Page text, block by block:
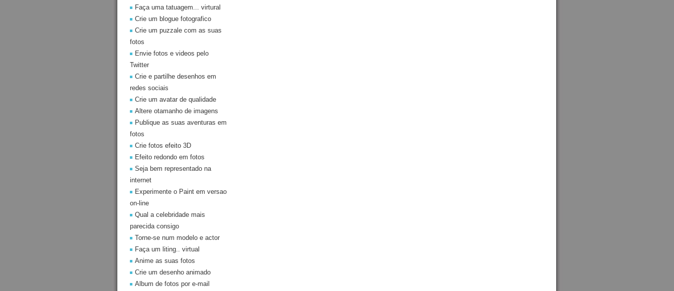
Faça uma tatuagem... virtural
Crie um blogue fotografico
Crie um puzzale com as suas
fotos
Envie fotos e videos pelo
Twitter
Crie e partilhe desenhos em
redes sociais
Crie um avatar de qualidade
Altere otamanho de imagens
Publique as suas aventuras em
fotos
Crie fotos efeito 3D
Efeito redondo em fotos
Seja bem representado na
internet
Experimente o Paint em versao
on-line
Qual a celebridade mais
parecida consigo
Torne-se num modelo e actor
Faça um liting.. virtual
Anime as suas fotos
Crie um desenho animado
Album de fotos por e-mail